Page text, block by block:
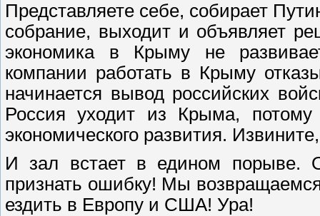
Представляете себе, собирает
собрание, выходит и объявляет
экономика в Крыму не
компании работать в Крыму
начинается вывод российских
Россия уходит из Крыма,
экономического развития.
И зал встает в едином порыве.
признать ошибку! Мы
ездить в Европу и США! Ура!